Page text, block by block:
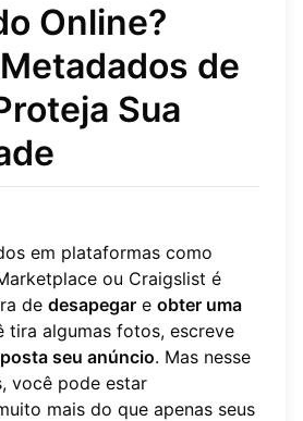
Online?
de
Sua
em plataformas como
ou Craigslist é
de desapegar e obter uma
tira algumas fotos, escreve
posta seu anúncio. Mas nesse
você pode estar
mais do que apenas seus